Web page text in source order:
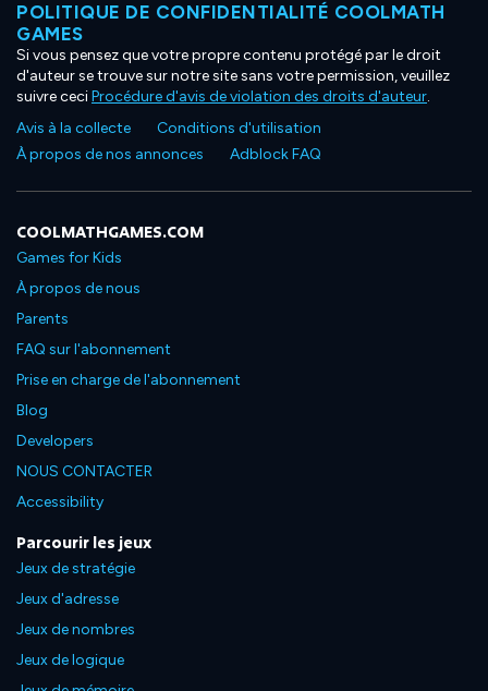
POLITIQUE DE CONFIDENTIALITÉ COOLMATH
GAMES
Si vous pensez que votre propre contenu protégé par le droit
d'auteur se trouve sur notre site sans votre permission, veuillez
suivre ceciProcédure d'avis de violation des droits d'auteur.
Avis à la collecte
Conditions d'utilisation
À propos de nos annonces
Adblock FAQ
COOLMATHGAMES.COM
Games for Kids
À propos de nous
Parents
FAQ sur l'abonnement
Prise en charge de l'abonnement
Blog
Developers
NOUS CONTACTER
Accessibility
Parcourir les jeux
Jeux de stratégie
Jeux d'adresse
Jeux de nombres
Jeux de logique